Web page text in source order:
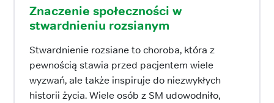
Znaczenie społeczności w
stwardnieniu rozsianym
Stwardnienie rozsiane to choroba, która z
pewnością stawia przed pacjentem wiele
wyzwań, ale także inspiruje do niezwykłych
historii życia. Wiele osób z SM udowodniło,